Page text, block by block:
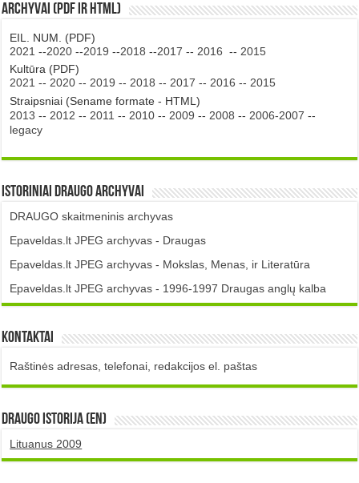
Archyvai (PDF ir HTML)
EIL. NUM. (PDF)
2021 --2020 --2019 --2018 --2017 -- 2016 -- 2015
Kultūra (PDF)
2021 -- 2020 -- 2019 -- 2018 -- 2017 -- 2016 -- 2015
Straipsniai (Sename formate - HTML)
2013 -- 2012 -- 2011 -- 2010 -- 2009 -- 2008 -- 2006-2007 --
legacy
Istoriniai DRAUGO Archyvai
DRAUGO skaitmeninis archyvas
Epaveldas.lt JPEG archyvas - Draugas
Epaveldas.lt JPEG archyvas - Mokslas, Menas, ir Literatūra
Epaveldas.lt JPEG archyvas - 1996-1997 Draugas anglų kalba
Kontaktai
Raštinės adresas, telefonai, redakcijos el. paštas
DRAUGO istorija (EN)
Lituanus 2009